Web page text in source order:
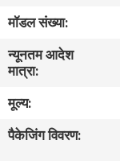
कारखाना
भ्रमण
गुणवत्ता
नियंत्रण
मॉडल संख्या:
न्यूनतम आदेश
मात्रा:
मूल्य:
पैकेजिंग विवरण: